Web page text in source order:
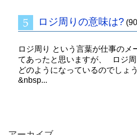
ロジ周りの意味は?
ロジ周り という言葉が仕事のメ
てあったと思いますが、 ロジ
どのようになっているのでしょ
&nbsp...